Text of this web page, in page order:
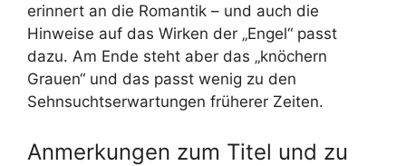
erinnert an die Romantik – und auch die
Hinweise auf das Wirken der „Engel“ passt
dazu. Am Ende steht aber das „knöchern
Grauen“ und das passt wenig zu den
Sehnsuchtserwartungen früherer Zeiten.
Anmerkungen zum Titel und zu